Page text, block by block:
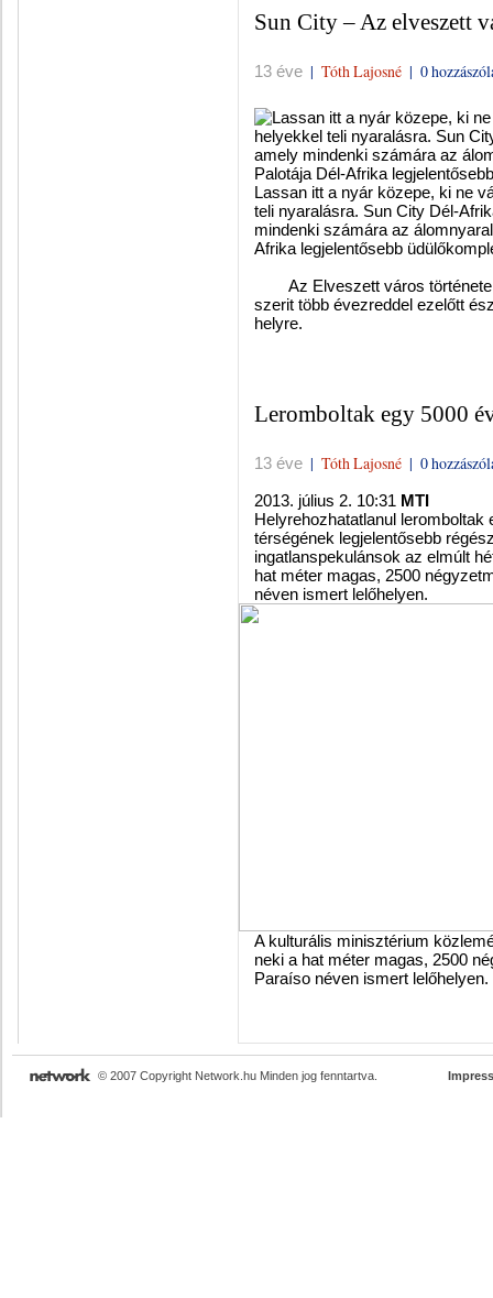
Sun City – Az elveszett
13 éve | Tóth Lajosné | 0
Lassan itt a nyár közepe, ki ne
teli nyaralásra. Sun City Dél-
mindenki számára az
Afrika legjelentősebb
Az Elveszett város története
szerit több évezreddel ezelőtt
helyre.
Leromboltak egy 5000
13 éve | Tóth Lajosné | 0
2013. július 2. 10:31 MTI
Helyrehozhatatlanul
térségének legjelentősebb
ingatlanspekulánsok az elmúlt
hat méter magas, 2500
néven ismert lelőhelyen.
A kulturális minisztérium
neki a hat méter magas, 2500
Paraíso néven ismert lelőhelyen.
© 2007 Copyright Network.hu Minden jog fenntartva.